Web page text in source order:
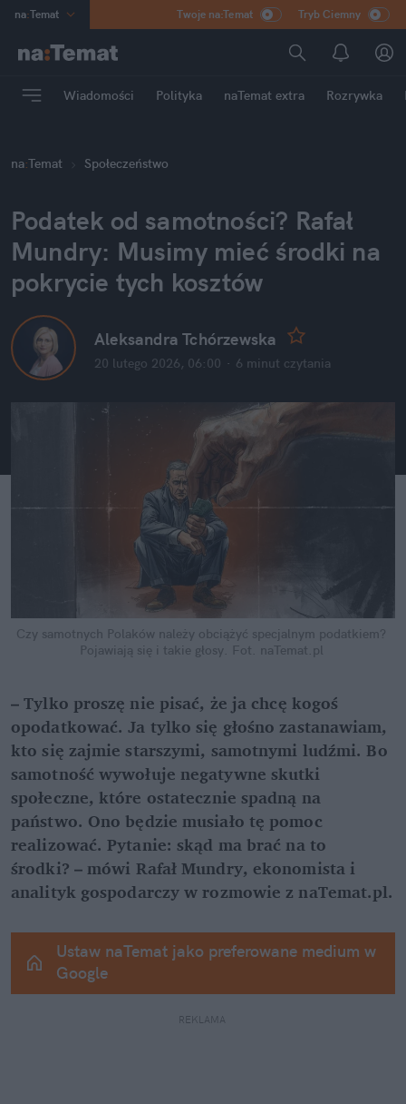
na:Temat
Poland
mama
Rozrywka
Twoje na:Temat Tryb Ciemny
Wiadomości Polityka naTemat extra Rozrywka
na:Temat Społeczeństwo
Podatek od samotności? Rafał
Mundry: Musimy mieć środki na
pokrycie tych kosztów
Aleksandra Tchórzewska
20 lutego 2026, 06:00 · 6 minut czytania
Czy samotnych Polaków należy obciążyć specjalnym podatkiem?
Pojawiają się i takie głosy. Fot. naTemat.pl
– Tylko proszę nie pisać, że ja chcę kogoś
opodatkować. Ja tylko się głośno zastanawiam,
kto się zajmie starszymi, samotnymi ludźmi. Bo
samotność wywołuje negatywne skutki
społeczne, które ostatecznie spadną na
państwo. Ono będzie musiało tę pomoc
realizować. Pytanie: skąd ma brać na to
środki? – mówi Rafał Mundry, ekonomista i
analityk gospodarczy w rozmowie z naTemat.pl.
Ustaw naTemat jako preferowane medium w
Google
REKLAMA